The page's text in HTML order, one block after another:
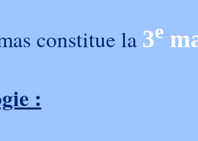
constitue la 3e
: